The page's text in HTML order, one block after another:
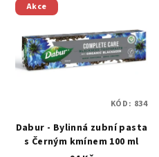
Akce
Dabur - Bylinná zubní pasta
s Černým kmínem 100 ml
KÓD: 834